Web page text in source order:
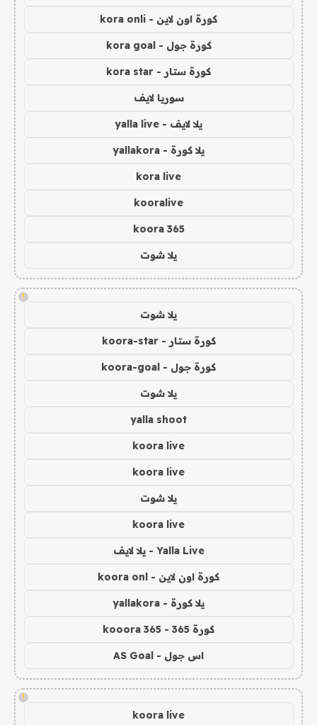
كورة اون لاين - kora onli
كورة جول - kora goal
كورة ستار - kora star
سوريا لايف
يلا لايف - yalla live
يلا كورة - yallakora
kora live
kooralive
koora 365
يلا شوت
!
يلا شوت
كورة ستار - koora-star
كورة جول - koora-goal
يلا شوت
yalla shoot
koora live
koora live
يلا شوت
koora live
Yalla Live - يلا لايف
كورة اون لاين - koora onl
يلا كورة - yallakora
كورة 365 - kooora 365
اس جول - AS Goal
!
koora live